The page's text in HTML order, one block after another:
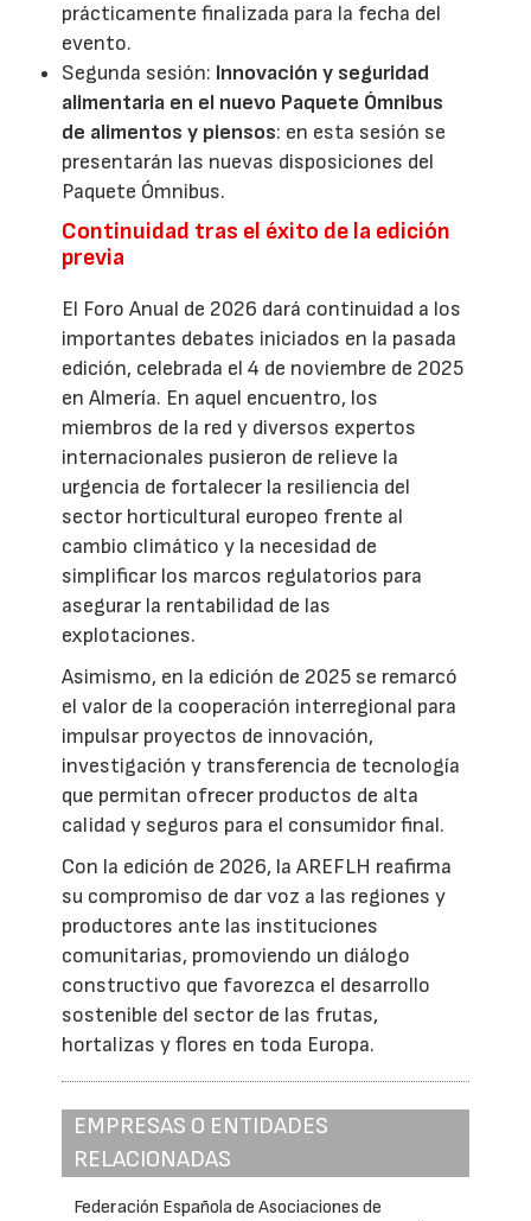
prácticamente finalizada para la fecha del
evento.
Segunda sesión: Innovación y seguridad
alimentaria en el nuevo Paquete Ómnibus
de alimentos y piensos: en esta sesión se
presentarán las nuevas disposiciones del
Paquete Ómnibus.
Continuidad tras el éxito de la edición
previa
El Foro Anual de 2026 dará continuidad a los
importantes debates iniciados en la pasada
edición, celebrada el 4 de noviembre de 2025
en Almería. En aquel encuentro, los
miembros de la red y diversos expertos
internacionales pusieron de relieve la
urgencia de fortalecer la resiliencia del
sector horticultural europeo frente al
cambio climático y la necesidad de
simplificar los marcos regulatorios para
asegurar la rentabilidad de las
explotaciones.
Asimismo, en la edición de 2025 se remarcó
el valor de la cooperación interregional para
impulsar proyectos de innovación,
investigación y transferencia de tecnología
que permitan ofrecer productos de alta
calidad y seguros para el consumidor final.
Con la edición de 2026, la AREFLH reafirma
su compromiso de dar voz a las regiones y
productores ante las instituciones
comunitarias, promoviendo un diálogo
constructivo que favorezca el desarrollo
sostenible del sector de las frutas,
hortalizas y flores en toda Europa.
EMPRESAS O ENTIDADES
RELACIONADAS
Federación Española de Asociaciones de